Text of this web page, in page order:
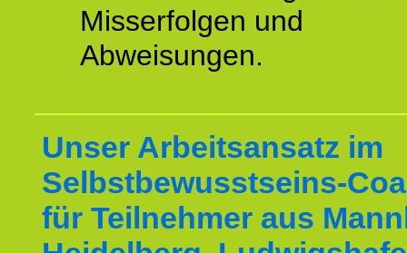
Misserfolgen und
Abweisungen.
Unser Arbeitsansatz im
Selbstbewusstseins-
für Teilnehmer aus